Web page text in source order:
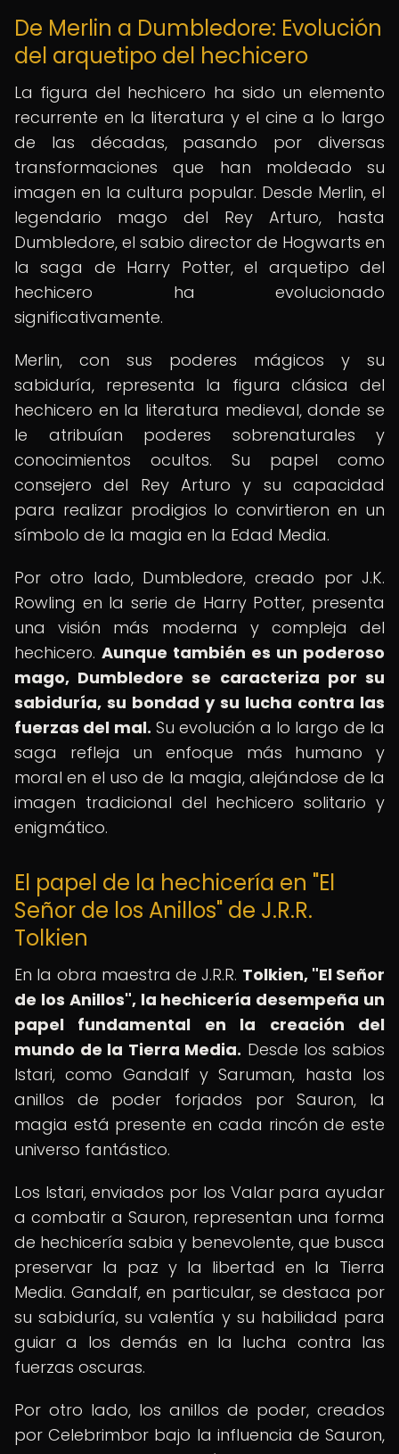
De Merlin a Dumbledore: Evolución
del arquetipo del hechicero
La figura del hechicero ha sido un elemento
recurrente en la literatura y el cine a lo largo
de las décadas, pasando por diversas
transformaciones que han moldeado su
imagen en la cultura popular. Desde Merlin, el
legendario mago del Rey Arturo, hasta
Dumbledore, el sabio director de Hogwarts en
la saga de Harry Potter, el arquetipo del
hechicero ha evolucionado
significativamente.
Merlin, con sus poderes mágicos y su
sabiduría, representa la figura clásica del
hechicero en la literatura medieval, donde se
le atribuían poderes sobrenaturales y
conocimientos ocultos. Su papel como
consejero del Rey Arturo y su capacidad
para realizar prodigios lo convirtieron en un
símbolo de la magia en la Edad Media.
Por otro lado, Dumbledore, creado por J.K.
Rowling en la serie de Harry Potter, presenta
una visión más moderna y compleja del
hechicero. Aunque también es un poderoso
mago, Dumbledore se caracteriza por su
sabiduría, su bondad y su lucha contra las
fuerzas del mal. Su evolución a lo largo de la
saga refleja un enfoque más humano y
moral en el uso de la magia, alejándose de la
imagen tradicional del hechicero solitario y
enigmático.
El papel de la hechicería en "El
Señor de los Anillos" de J.R.R.
Tolkien
En la obra maestra de J.R.R. Tolkien, "El Señor
de los Anillos", la hechicería desempeña un
papel fundamental en la creación del
mundo de la Tierra Media. Desde los sabios
Istari, como Gandalf y Saruman, hasta los
anillos de poder forjados por Sauron, la
magia está presente en cada rincón de este
universo fantástico.
Los Istari, enviados por los Valar para ayudar
a combatir a Sauron, representan una forma
de hechicería sabia y benevolente, que busca
preservar la paz y la libertad en la Tierra
Media. Gandalf, en particular, se destaca por
su sabiduría, su valentía y su habilidad para
guiar a los demás en la lucha contra las
fuerzas oscuras.
Por otro lado, los anillos de poder, creados
por Celebrimbor bajo la influencia de Sauron,